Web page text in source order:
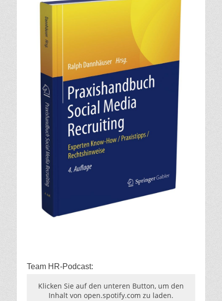
Team HR-Podcast:
Klicken Sie auf den unteren Button, um den
Inhalt von open.spotify.com zu laden.